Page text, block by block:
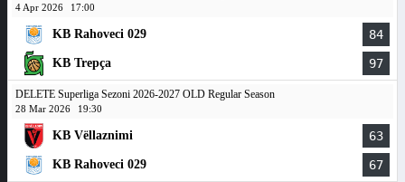
4 Apr 2026 17:00
KB Rahoveci 029 84
KB Trepça 97
DELETE Superliga Sezoni 2026-2027 OLD Regular Season
28 Mar 2026 19:30
KB Vëllaznimi 63
KB Rahoveci 029 67